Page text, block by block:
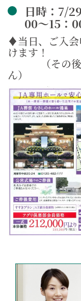
日時：7/
00～15：
♦当日、ご入
けます！
（その後の
ん）